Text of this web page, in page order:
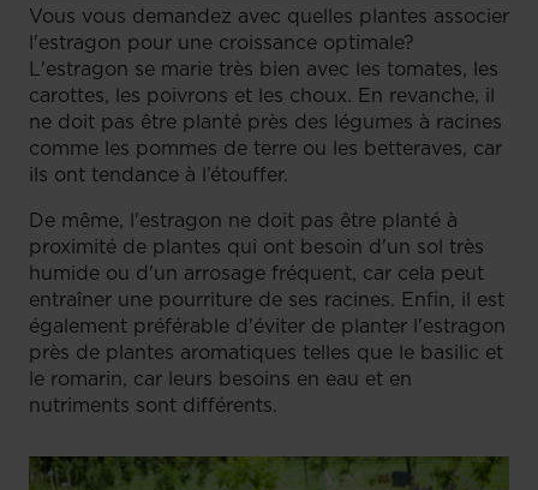
Vous vous demandez avec quelles plantes associer
l'estragon pour une croissance optimale?
L'estragon se marie très bien avec les tomates, les
carottes, les poivrons et les choux. En revanche, il
ne doit pas être planté près des légumes à racines
comme les pommes de terre ou les betteraves, car
ils ont tendance à l’étouffer.
De même, l'estragon ne doit pas être planté à
proximité de plantes qui ont besoin d'un sol très
humide ou d'un arrosage fréquent, car cela peut
entraîner une pourriture de ses racines. Enfin, il est
également préférable d'éviter de planter l'estragon
près de plantes aromatiques telles que le basilic et
le romarin, car leurs besoins en eau et en
nutriments sont différents.